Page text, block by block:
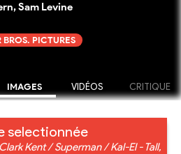
Sam Levine
BROS. PICTURES
IMAGES VIDÉOS CRITIQUE
selectionnée
Kent / Superman / Kal-El - Tall,